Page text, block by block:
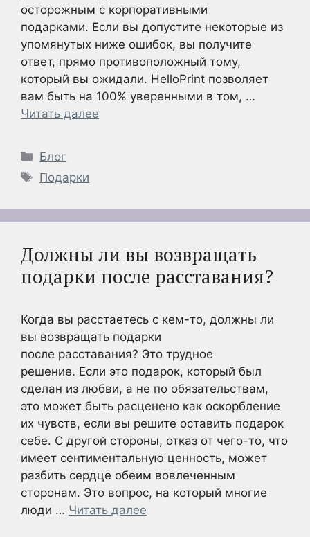
осторожным с корпоративными
подарками. Если вы допустите некоторые из
упомянутых ниже ошибок, вы получите
ответ, прямо противоположный тому,
который вы ожидали. HelloPrint позволяет
вам быть на 100% уверенными в том, …
Читать далее
Рубрики
Блог
Метки
Подарки
Должны ли вы возвращать
подарки после расставания?
Когда вы расстаетесь с кем-то, должны ли
вы возвращать подарки
после расставания? Это трудное
решение. Если это подарок, который был
сделан из любви, а не по обязательствам,
это может быть расценено как оскорбление
их чувств, если вы решите оставить подарок
себе. С другой стороны, отказ от чего-то, что
имеет сентиментальную ценность, может
разбить сердце обеим вовлеченным
сторонам. Это вопрос, на который многие
люди … Читать далее